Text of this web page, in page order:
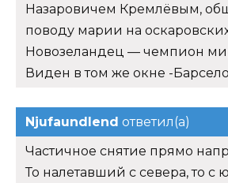
Назаровичем Кремлёвым,
поводу марии на
Новозеландец — чемпион
Виден в том же окне -
Njufaundlend ответил(а)
Частичное снятие прямо
То налетавший с севера, то с